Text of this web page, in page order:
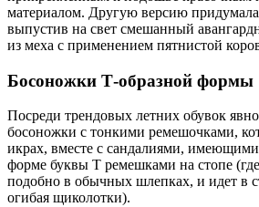
материалом. Другую версию
выпустив на свет смешанный
из меха с применением пятнистой
Босоножки Т-образной формы
Посреди трендовых летних обувок
босоножки с тонкими ремешочками,
икрах, вместе с сандалиями,
форме буквы Т ремешками на стопе
подобно в обычных шлепках, и идет в
огибая щиколотки).